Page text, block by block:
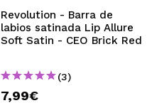
Revolution - Barra de
labios satinada Lip Allure
Soft Satin - CEO Brick Red
(3)
7,99€